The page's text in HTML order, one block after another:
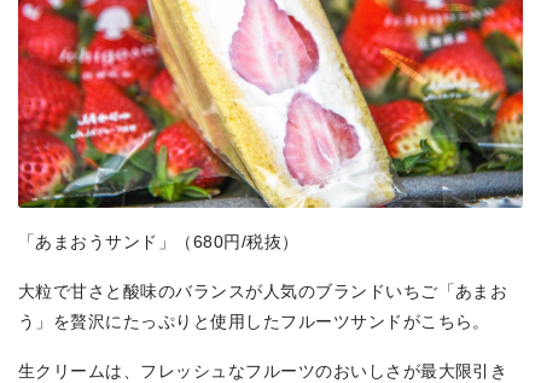
「あまおうサンド」（680円/税抜）
大粒で甘さと酸味のバランスが人気のブランドいちご「あまお
う」を贅沢にたっぷりと使用したフルーツサンドがこちら。
生クリームは、フレッシュなフルーツのおいしさが最大限引き